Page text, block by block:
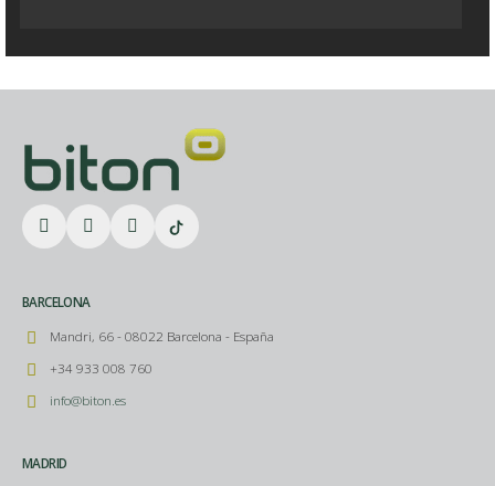
BARCELONA
Mandri, 66 - 08022 Barcelona - España
+34 933 008 760
info@biton.es
MADRID